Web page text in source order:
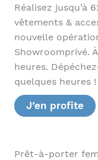
Réalisez jusqu’à
vêtements &
nouvelle
Showroomprivé.
heures.
quelques heures !
J’en profite
Prêt-à-porter